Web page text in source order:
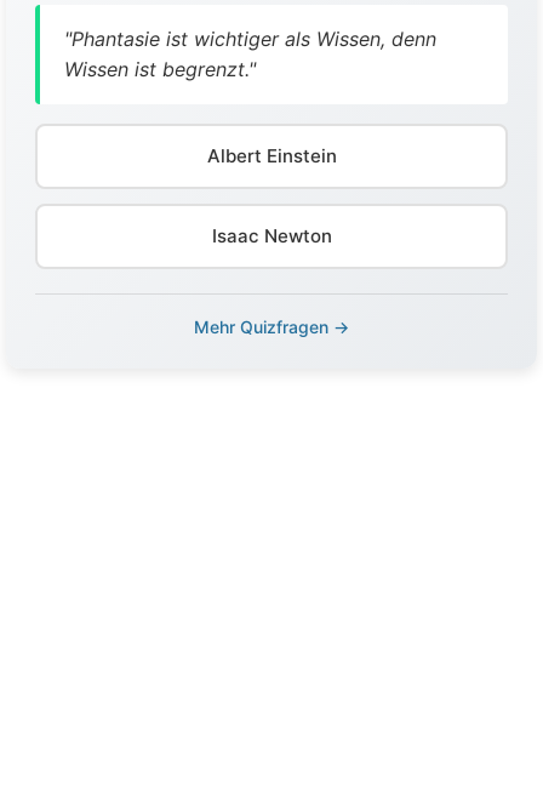
"Phantasie ist wichtiger als Wissen, denn
Wissen ist begrenzt."
Albert Einstein
Isaac Newton
Mehr Quizfragen →